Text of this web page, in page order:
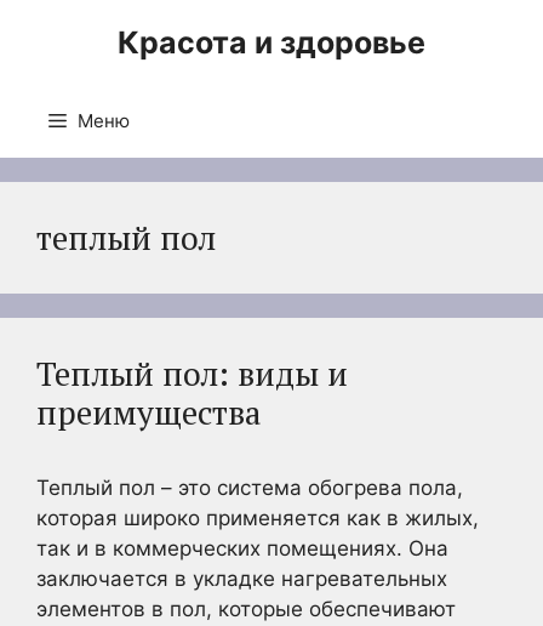
Красота и здоровье
Меню
теплый пол
Теплый пол: виды и
преимущества
Теплый пол – это система обогрева пола,
которая широко применяется как в жилых,
так и в коммерческих помещениях. Она
заключается в укладке нагревательных
элементов в пол, которые обеспечивают